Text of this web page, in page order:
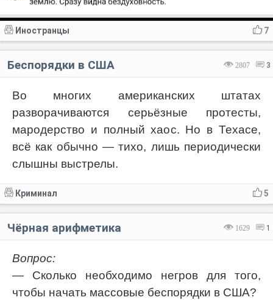
7
Иностранцы
2807 3
Беспорядки в США
Во многих американских штатах
разворачиваются серьёзные протесты,
мародерство и полный хаос. Но в Техасе,
всё как обычно — тихо, лишь периодически
слышны выстрелы.
5
Криминал
1629 1
Чёрная арифметика
Вопрос:
— Сколько необходимо негров для того,
чтобы начать массовые беспорядки в США?